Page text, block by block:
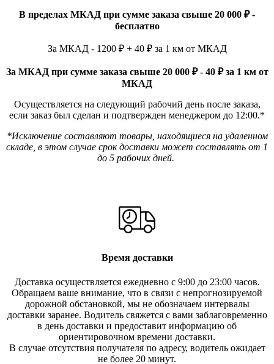
В пределах МКАД при сумме заказа свыше 20 000 ₽ -
бесплатно
За МКАД - 1200 ₽ + 40 ₽ за 1 км от МКАД
За МКАД при сумме заказа свыше 20 000 ₽ - 40 ₽ за 1 км от
МКАД
Осуществляется на следующий рабочий день после заказа,
если заказ был сделан и подтвержден менеджером до 12:00.*
*Исключение составляют товары, находящиеся на удаленном
складе, в этом случае срок доставки может составлять от 1
до 5 рабочих дней.
Время доставки
Доставка осуществляется ежедневно с 9:00 до 23:00 часов.
Обращаем ваше внимание, что в связи с непрогнозируемой
дорожной обстановкой, мы не обозначаем интервалы
доставки заранее. Водитель свяжется с вами заблаговременно
в день доставки и предоставит информацию об
ориентировочном времени доставки.
В случае отсутствия получателя по адресу, водитель ожидает
не более 20 минут.